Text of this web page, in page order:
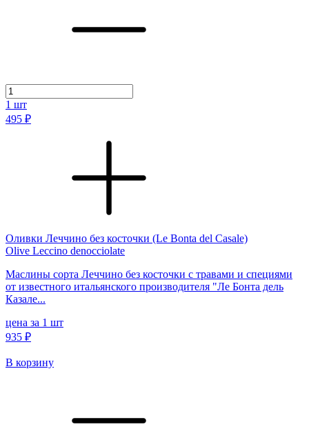
1 шт
495 ₽
Оливки Леччино без косточки (Le Bonta del Casale)
Olive Leccino denocciolate
Маслины сорта Леччино без косточки с травами и специями
от известного итальянского производителя "Ле Бонта дель
Казале...
цена за 1 шт
935 ₽
В корзину